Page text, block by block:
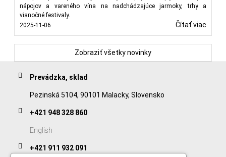
nápojov a vareného vína na nadchádzajúce jarmoky, trhy a
vianočné festivaly.
2025-11-06
Čítať viac
Zobraziť všetky novinky
Prevádzka, sklad
Pezinská 5104, 90101 Malacky, Slovensko
+421 948 328 860
English
+421 911 932 091